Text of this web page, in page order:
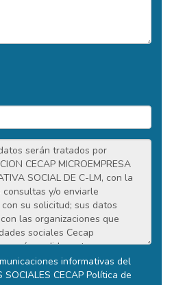
informativas del
SOCIALES CECAP Política de